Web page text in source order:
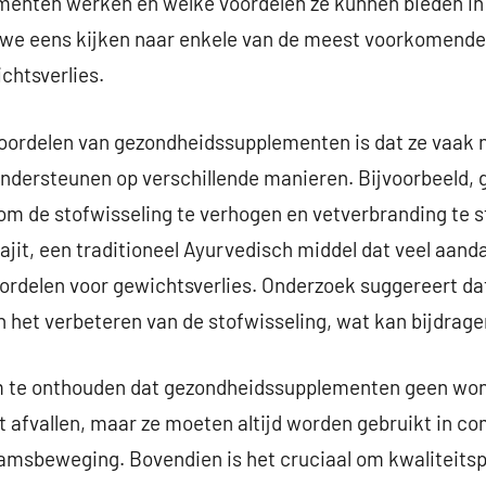
eens kijken naar enkele van de meest
van gezondheidssupplementen is dat ze
op verschillende manieren.
de stofwisseling te verhogen en vetverbranding te
een traditioneel Ayurvedisch middel dat veel
voor gewichtsverlies. Onderzoek suggereert
het verbeteren van de stofwisseling, wat kan
onthouden dat gezondheidssupplementen geen
afvallen, maar ze moeten altijd worden gebruikt in
Bovendien is het cruciaal om